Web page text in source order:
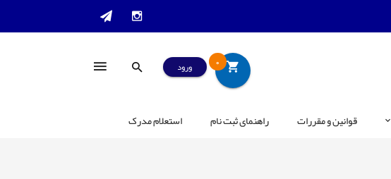
0 ورود
قوانین و مقررات راهنمای ثبت نام استعلام مدرک